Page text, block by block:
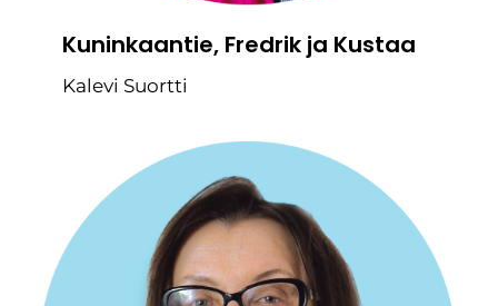
Kuninkaantie, Fredrik ja Kustaa
Kalevi Suortti